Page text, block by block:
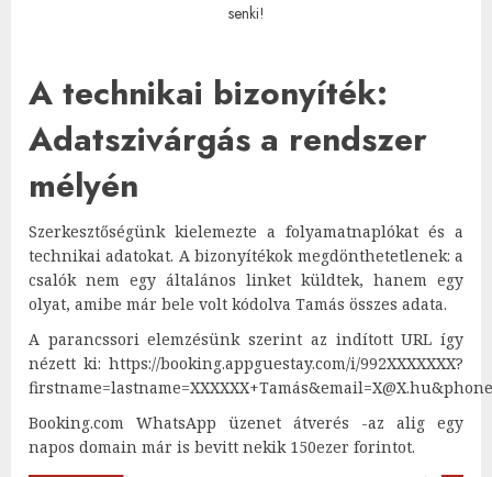
senki!
A technikai bizonyíték:
Adatszivárgás a rendszer
mélyén
Szerkesztőségünk kielemezte a folyamatnaplókat és a
technikai adatokat. A bizonyítékok megdönthetetlenek: a
csalók nem egy általános linket küldtek, hanem egy
olyat, amibe már bele volt kódolva Tamás összes adata.
A parancssori elemzésünk szerint az indított URL így
nézett ki: https://booking.appguestay.com/i/992XXXXXXX?
Booking.com WhatsApp üzenet átverés -az alig egy
napos domain már is bevitt nekik 150ezer forintot.